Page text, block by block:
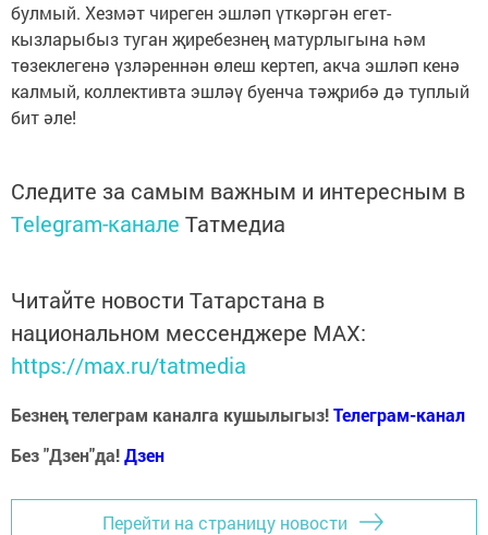
булмый. Хезмәт чиреген эшләп үткәргән егет-
кызларыбыз туган җиребезнең матурлыгына һәм
төзеклегенә үзләреннән өлеш кертеп, акча эшләп кенә
калмый, коллективта эшләү буенча тәҗрибә дә туплый
бит әле!
Следите за самым важным и интересным в
Telegram-канале Татмедиа
Читайте новости Татарстана в
национальном мессенджере MАХ:
https://max.ru/tatmedia
Безнең телеграм каналга кушылыгыз!Телеграм-канал
Без "Дзен"да!Дзен
Перейти на страницу новости